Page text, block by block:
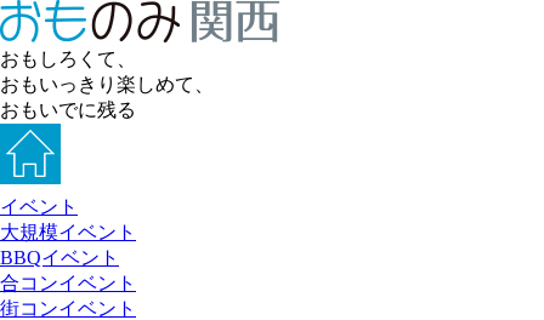
おもしろくて、
おもいっきり楽しめて、
おもいでに残る
イベント
大規模イベント
BBQイベント
合コンイベント
街コンイベント